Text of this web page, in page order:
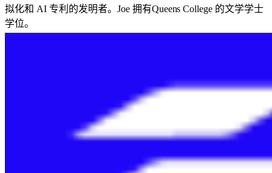
拟化和 AI 专利的发明者。Joe 拥有Queens College 的文学学士
学位。